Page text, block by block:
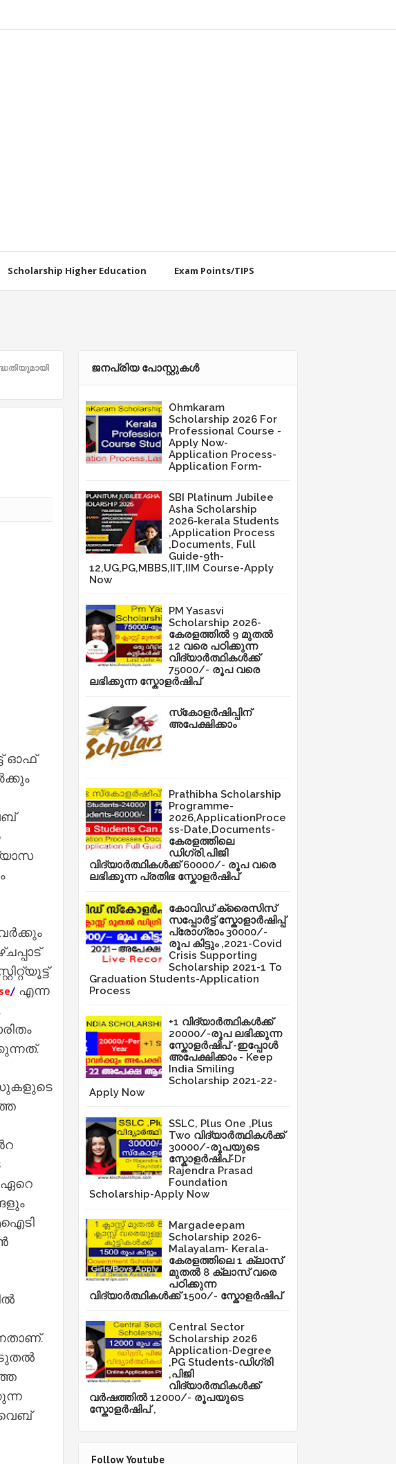
Scholarship Higher Education Exam Points/TIPS
ഓഫ്
/ എന്ന
ഏറെ
വെബ്
ജനപ്രിയ പോസ്റ്റുകള്‍‌
Ohmkaram
Scholarship 2026 For
Professional Course -
Apply Now-
Application Process-
Application Form-
SBI Platinum Jubilee
Asha Scholarship
2026-kerala Students
,Application Process
,Documents, Full
Guide-9th-
12,UG,PG,MBBS,IIT,IIM Course-Apply
Now
PM Yasasvi
Scholarship 2026-
കേരളത്തിൽ 9 മുതൽ
12 വരെ പഠിക്കുന്ന
വിദ്യാർത്ഥികൾക്ക്
75000/- രൂപ വരെ
ലഭിക്കുന്ന സ്കോളർഷിപ്
സ്‌കോളർഷിപ്പിന്
അപേക്ഷിക്കാം
Prathibha Scholarship
Programme-
2026,ApplicationProce
ss-Date,Documents-
കേരളത്തിലെ
ഡിഗ്രി,പിജി
വിദ്യാർത്ഥികൾക്ക് 60000/- രൂപ വരെ
ലഭിക്കുന്ന പ്രതിഭ സ്കോളർഷിപ്
കോവിഡ് ക്രൈസിസ്
സപ്പോർട്ട് സ്കോളാർഷിപ്പ്
പ്രോഗ്രാം 30000/-
രൂപ കിട്ടും ,2021-Covid
Crisis Supporting
Scholarship 2021-1 To
Graduation Students-Application
Process
+1 വിദ്യാർത്ഥികൾക്ക്
20000/-രൂപ ലഭിക്കുന്ന
സ്കോളർഷിപ് -ഇപ്പോൾ
അപേക്ഷിക്കാം - Keep
India Smiling
Scholarship 2021-22-
Apply Now
SSLC, Plus One ,Plus
Two വിദ്യാർത്ഥികൾക്ക്
30000/-രൂപയുടെ
സ്കോളർഷിപ്-Dr
Rajendra Prasad
Foundation
Scholarship-Apply Now
Margadeepam
Scholarship 2026-
Malayalam- Kerala-
കേരളത്തിലെ 1 ക്ലാസ്
മുതൽ 8 ക്ലാസ് വരെ
പഠിക്കുന്ന
വിദ്യാർത്ഥികൾക്ക് 1500/- സ്കോളർഷിപ്
Central Sector
Scholarship 2026
Application-Degree
,PG Students-ഡിഗ്രി
,പിജി
വിദ്യാർത്ഥികൾക്ക്
വർഷത്തിൽ 12000/- രൂപയുടെ
സ്കോളർഷിപ് ,
Follow Youtube